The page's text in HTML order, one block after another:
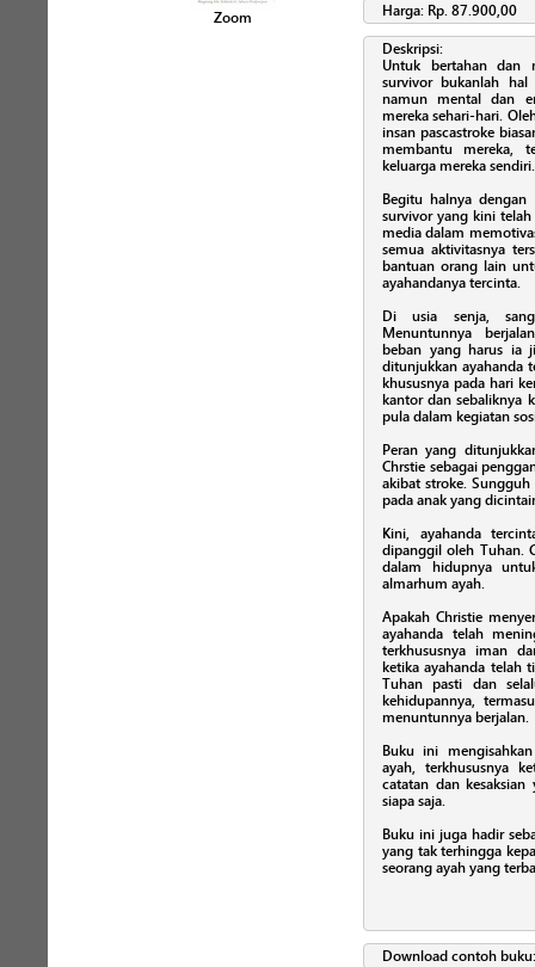
Zoom Harga: Rp. 87.900,00
Deskripsi:
Untuk bertahan dan
survivor bukanlah hal
namun mental dan
mereka sehari-hari.
insan pascastroke
membantu mereka,
keluarga mereka sendiri.
Begitu halnya dengan
survivor yang kini
media dalam
semua aktivitasnya
bantuan orang lain
ayahandanya tercinta.
Di usia senja,
Menuntunnya
beban yang harus ia
ditunjukkan ayahanda
khususnya pada hari
kantor dan sebaliknya
pula dalam kegiatan
Peran yang
Chrstie sebagai
akibat stroke. Sungguh
pada anak yang
Kini, ayahanda
dipanggil oleh Tuhan.
dalam hidupnya
almarhum ayah.
Apakah Christie
ayahanda telah
terkhususnya iman
ketika ayahanda telah
Tuhan pasti dan
kehidupannya,
menuntunnya berjalan.
Buku ini
ayah, terkhususnya
catatan dan
siapa saja.
Buku ini juga hadir
yang tak terhingga
seorang ayah yang
Download contoh